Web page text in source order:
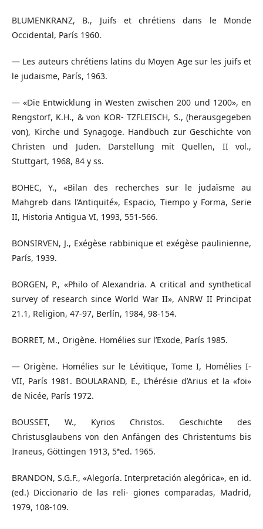
BLUMENKRANZ, B., Juifs et chrétiens dans le Monde
Occidental, París 1960.
— Les auteurs chrétiens latins du Moyen Age sur les juifs et
le judaïsme, París, 1963.
— «Die Entwicklung in Westen zwischen 200 und 1200», en
Rengstorf, K.H., & von KOR- TZFLEISCH, S., (herausgegeben
von), Kirche und Synagoge. Handbuch zur Geschichte von
Christen und Juden. Darstellung mit Quellen, II vol.,
Stuttgart, 1968, 84 y ss.
BOHEC, Y., «Bilan des recherches sur le judaïsme au
Mahgreb dans l’Antiquité», Espacio, Tiempo y Forma, Serie
II, Historia Antigua VI, 1993, 551-566.
BONSIRVEN, J., Exégèse rabbinique et exégèse paulinienne,
París, 1939.
BORGEN, P., «Philo of Alexandria. A critical and synthetical
survey of research since World War II», ANRW II Principat
21.1, Religion, 47-97, Berlín, 1984, 98-154.
BORRET, M., Origène. Homélies sur l’Exode, París 1985.
— Origène. Homélies sur le Lévitique, Tome I, Homélies I-
VII, París 1981. BOULARAND, E., L’hérésie d’Arius et la «foi»
de Nicée, París 1972.
BOUSSET, W., Kyrios Christos. Geschichte des
Christusglaubens von den Anfängen des Christentums bis
Iraneus, Göttingen 1913, 5ªed. 1965.
BRANDON, S.G.F., «Alegoría. Interpretación alegórica», en id.
(ed.) Diccionario de las reli- giones comparadas, Madrid,
1979, 108-109.